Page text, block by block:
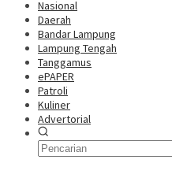
Nasional
Daerah
Bandar Lampung
Lampung Tengah
Tanggamus
ePAPER
Patroli
Kuliner
Advertorial